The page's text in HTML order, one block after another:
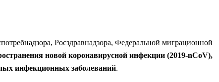
Росздравнадзора, Федеральной миграционной
новой коронавирусной инфекции (2019-nCoV),
инфекционных заболеваний.